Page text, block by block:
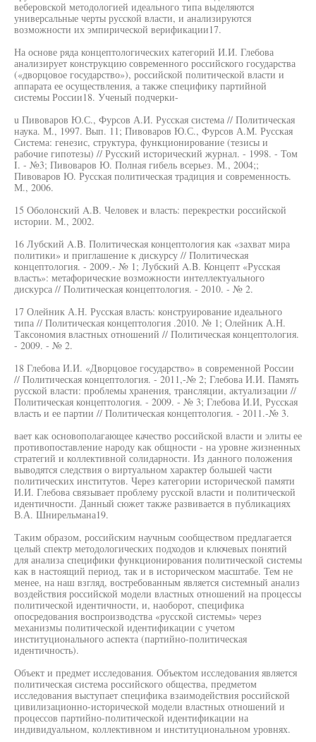
веберовской методологией идеального типа выделяются
универсальные черты русской власти, и анализируются
возможности их эмпирической верификации17.
На основе ряда концептологических категорий И.И. Глебова
анализирует конструкцию современного российского государства
(«дворцовое государство»), российской политической власти и
аппарата ее осуществления, а также специфику партийной
системы России18. Ученый подчерки-
u Пивоваров Ю.С., Фурсов А.И. Русская система // Политическая
наука. М., 1997. Вып. 11; Пивоваров Ю.С., Фурсов А.М. Русская
Система: генезис, структура, функционирование (тезисы и
рабочие гипотезы) // Русский исторический журнал. - 1998. - Том
I. - №3; Пивоваров Ю. Полная гибель всерьез. М., 2004;;
Пивоваров Ю. Русская политическая традиция и современность.
М., 2006.
15 Оболонский A.B. Человек и власть: перекрестки российской
истории. М., 2002.
16 Лубский A.B. Политическая концептология как «захват мира
политики» и приглашение к дискурсу // Политическая
концептология. - 2009.- № 1; Лубский A.B. Концепт «Русская
власть»: метафорические возможности интеллектуального
дискурса // Политическая концептология. - 2010. - № 2.
17 Олейник А.Н. Русская власть: конструирование идеального
типа // Политическая концептология .2010. № 1; Олейник А.Н.
Таксономия властных отношений // Политическая концептология.
- 2009. - № 2.
18 Глебова И.И. «Дворцовое государство» в современной России
// Политическая концептология. - 2011,-№ 2; Глебова И.И. Память
русской власти: проблемы хранения, трансляции, актуализации //
Политическая концептология. - 2009. - № 3; Глебова И.И, Русская
власть и ее партии // Политическая концептология. - 2011.-№ 3.
вает как основополагающее качество российской власти и элиты ее
противопоставление народу как общности - на уровне жизненных
стратегий и коллективной солидарности. Из данного положения
выводятся следствия о виртуальном характер большей части
политических институтов. Через категории исторической памяти
И.И. Глебова связывает проблему русской власти и политической
идентичности. Данный сюжет также развивается в публикациях
В.А. Шнирельмана19.
Таким образом, российским научным сообществом предлагается
целый спектр методологических подходов и ключевых понятий
для анализа специфики функционирования политической системы
как в настоящий период, так и в историческом масштабе. Тем не
менее, на наш взгляд, востребованным является системный анализ
воздействия российской модели властных отношений на процессы
политической идентичности, и, наоборот, специфика
опосредования воспроизводства «русской системы» через
механизмы политической идентификации с учетом
институционального аспекта (партийно-политическая
идентичность).
Объект и предмет исследования. Объектом исследования является
политическая система российского общества, предметом
исследования выступает специфика взаимодействия российской
цивилизационно-исторической модели властных отношений и
процессов партийно-политической идентификации на
индивидуальном, коллективном и институциональном уровнях.